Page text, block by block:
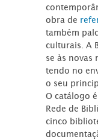
obra de
também
culturais. A
se às novas
tendo no
o seu
O catálogo
Rede de
cinco